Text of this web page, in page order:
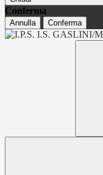
Conferma
Annulla Conferma